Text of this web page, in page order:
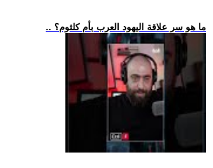
.. ما هو سر علاقة اليهود العرب بأم كلثوم؟